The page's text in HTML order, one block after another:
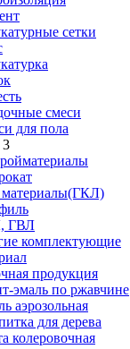
сетки
смеси
для пола
ГВЛ
комплектующие
продукция
эмаль по ржавчине
аэрозольная
для дерева
колеровочная